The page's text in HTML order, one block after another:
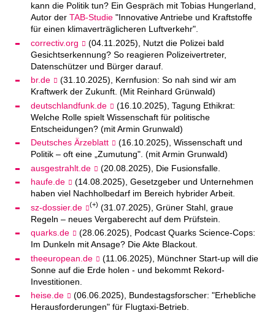
kann die Politik tun? Ein Gespräch mit Tobias Hungerland,
Autor der TAB-Studie"Innovative Antriebe und Kraftstoffe
für einen klimaverträglicheren Luftverkehr".
correctiv.org
(04.11.2025), Nutzt die Polizei bald
Gesichtserkennung? So reagieren Polizeivertreter,
Datenschützer und Bürger darauf.
br.de
(31.10.2025), Kernfusion: So nah sind wir am
Kraftwerk der Zukunft. (Mit Reinhard Grünwald)
deutschlandfunk.de
(16.10.2025), Tagung Ethikrat:
Welche Rolle spielt Wissenschaft für politische
Entscheidungen? (mit Armin Grunwald)
Deutsches Ärzeblatt
(16.10.2025), Wissenschaft und
Politik – oft eine „Zumutung". (mit Armin Grunwald)
ausgestrahlt.de
(20.08.2025), Die Fusionsfalle.
haufe.de
(14.08.2025), Gesetzgeber und Unternehmen
haben viel Nachholbedarf im Bereich hybrider Arbeit.
sz-dossier.de
(+) (31.07.2025), Grüner Stahl, graue
Regeln – neues Vergaberecht auf dem Prüfstein.
quarks.de
(28.06.2025), Podcast Quarks Science-Cops:
Im Dunkeln mit Ansage? Die Akte Blackout.
theeuropean.de
(11.06.2025), Münchner Start-up will die
Sonne auf die Erde holen - und bekommt Rekord-
Investitionen.
heise.de
(06.06.2025), Bundestagsforscher: "Erhebliche
Herausforderungen" für Flugtaxi-Betrieb.